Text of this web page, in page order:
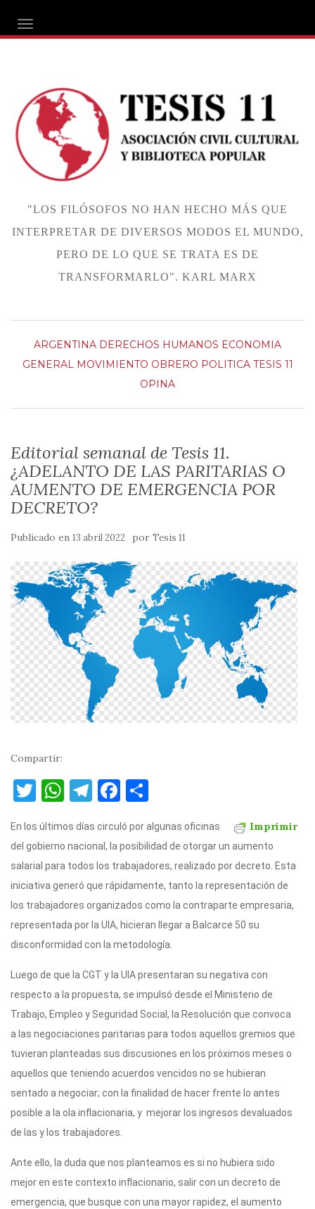
ALTERNAR NAVEGACIÓN
"LOS FILÓSOFOS NO HAN HECHO MÁS QUE
INTERPRETAR DE DIVERSOS MODOS EL MUNDO,
PERO DE LO QUE SE TRATA ES DE
TRANSFORMARLO". KARL MARX
ARGENTINA DERECHOS HUMANOS ECONOMIA
GENERAL MOVIMIENTO OBRERO POLITICA TESIS 11
OPINA
Editorial semanal de Tesis 11.
¿ADELANTO DE LAS PARITARIAS O
AUMENTO DE EMERGENCIA POR
DECRETO?
Publicado en 13 abril 2022 por Tesis 11
Compartir:
T
it
te
r
W
at
s
A
p
p
T
e
gr
a
m
F
c
e
b
o
o
k
m
p
ar
ti
r
Imprimir
En los últimos días circuló por algunas oficinas
del gobierno nacional, la posibilidad de otorgar un aumento
salarial para todos los trabajadores, realizado por decreto. Esta
iniciativa generó que rápidamente, tanto la representación de
los trabajadores organizados como la contraparte empresaria,
representada por la UIA, hicieran llegar a Balcarce 50 su
disconformidad con la metodología.
Luego de que la CGT y la UIA presentaran su negativa con
respecto a la propuesta, se impulsó desde el Ministerio de
Trabajo, Empleo y Seguridad Social, la Resolución que convoca
a las negociaciones paritarias para todos aquellos gremios que
tuvieran planteadas sus discusiones en los próximos meses o
aquellos que teniendo acuerdos vencidos no se hubieran
sentado a negociar; con la finalidad de hacer frente lo antes
posible a la ola inflacionaria, y mejorar los ingresos devaluados
de las y los trabajadores.
Ante ello, la duda que nos planteamos es si no hubiera sido
mejor en este contexto inflacionario, salir con un decreto de
emergencia, que busque con una mayor rapidez, el aumento